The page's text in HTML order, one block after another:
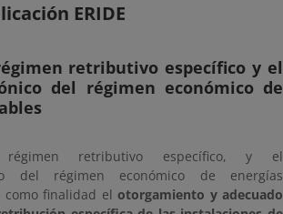
ERIDE
retributivo específico y el
del régimen económico de
retributivo específico, y el
del régimen económico de energías
como finalidad elotorgamiento y adecuado